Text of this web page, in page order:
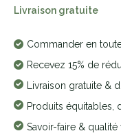
Livraison gratuite
Commander en
Recevez 15% de
Livraison gratuite &
Produits équitables,
Savoir-faire &